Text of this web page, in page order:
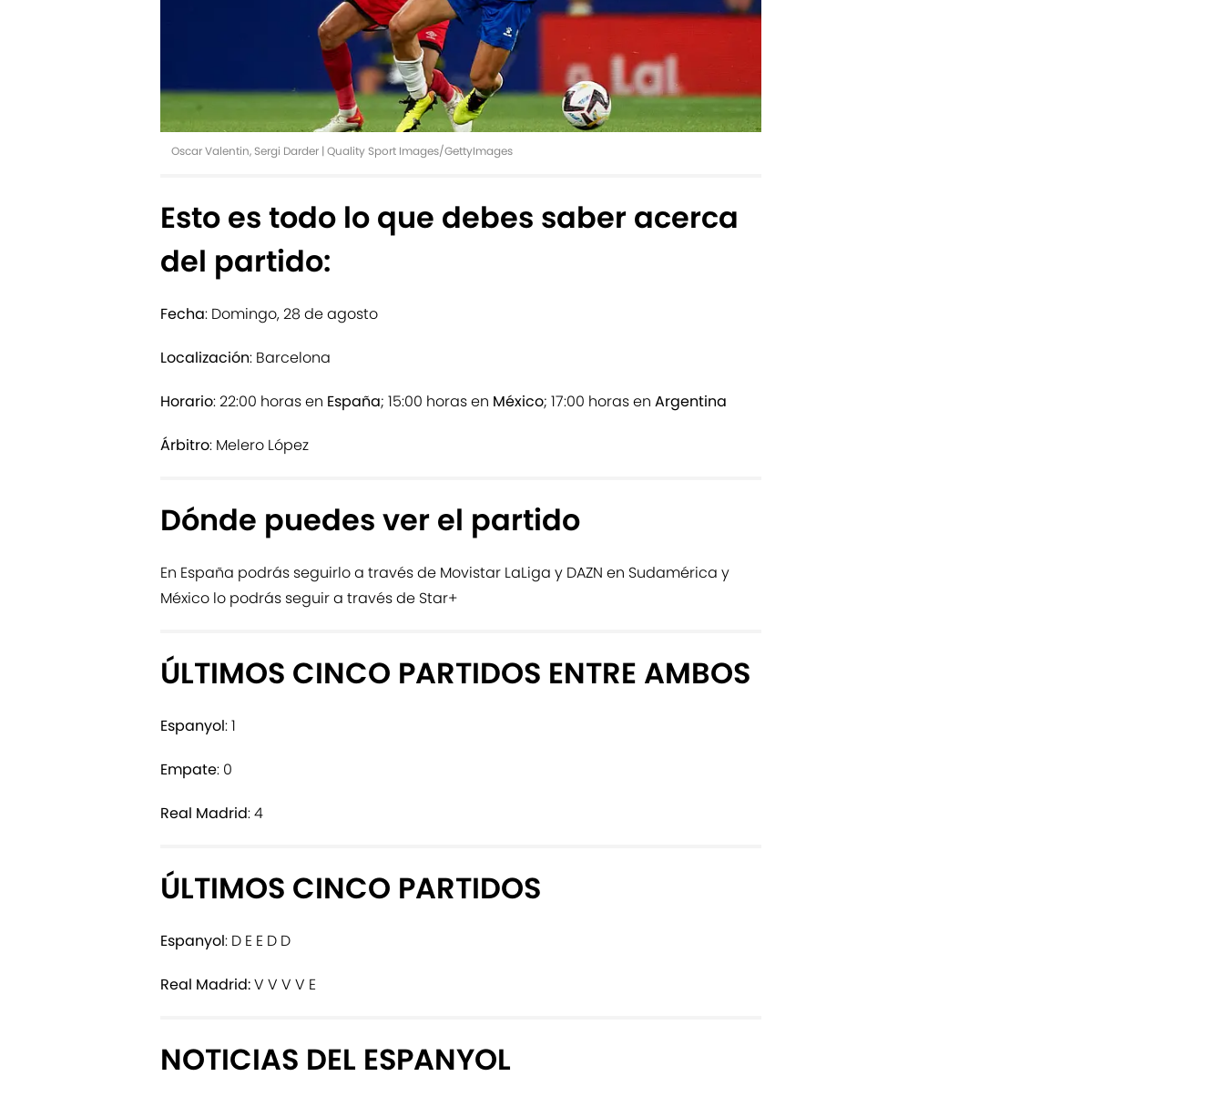
Oscar Valentin, Sergi Darder | Quality Sport Images/GettyImages
Esto es todo lo que debes saber acerca
del partido:
Fecha: Domingo, 28 de agosto
Localización: Barcelona
Horario: 22:00 horas en España; 15:00 horas en México; 17:00 horas en Argentina
Árbitro: Melero López
Dónde puedes ver el partido
En España podrás seguirlo a través de Movistar LaLiga y DAZN en Sudamérica y
México lo podrás seguir a través de Star+
ÚLTIMOS CINCO PARTIDOS ENTRE AMBOS
Espanyol: 1
Empate: 0
Real Madrid: 4
ÚLTIMOS CINCO PARTIDOS
Espanyol: D E E D D
Real Madrid:V V V V E
NOTICIAS DEL ESPANYOL